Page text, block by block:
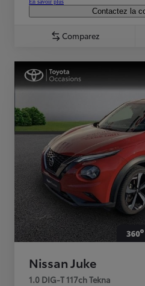
En savoir plus
Contactez la
Comparez
Nissan Juke
1.0 DIG-T 117ch Tekna